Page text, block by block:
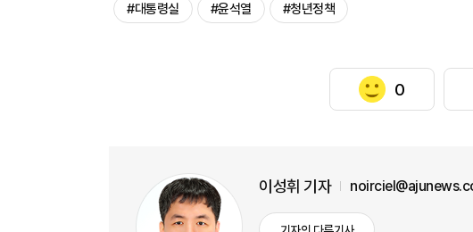
#대통령실 #윤석열 #청년정책
0
이성휘 기자